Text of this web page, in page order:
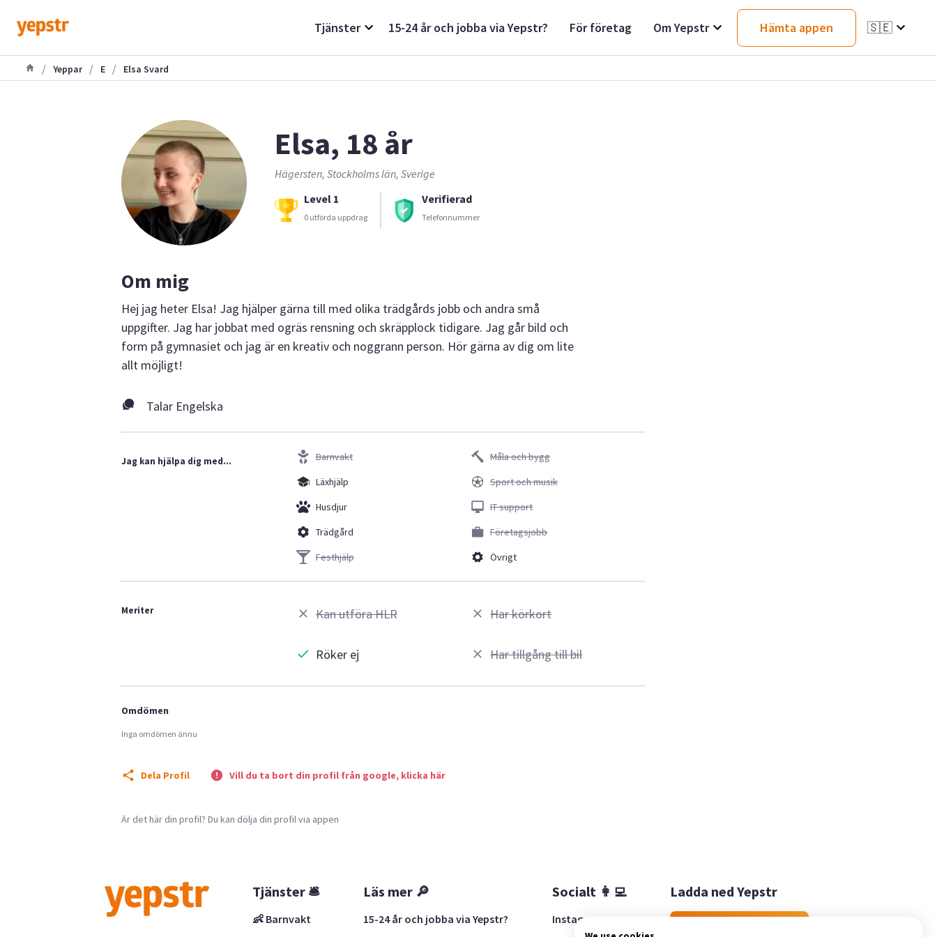
Tjänster 15-24 år och jobba via Yepstr? För företag Om Yepstr Hämta appen 🇸🇪
/ Yeppar / E / Elsa Svard
Elsa, 18 år
Hägersten, Stockholms län, Sverige
Level 1
0 utförda uppdrag
Verifierad
Telefonnummer
Om mig
Hej jag heter Elsa! Jag hjälper gärna till med olika trädgårds jobb och andra små
uppgifter. Jag har jobbat med ogräs rensning och skräpplock tidigare. Jag går bild och
form på gymnasiet och jag är en kreativ och noggrann person. Hör gärna av dig om lite
allt möjligt!
Talar Engelska
Jag kan hjälpa dig med...
Barnvakt
Läxhjälp
Husdjur
Trädgård
Festhjälp
Måla och bygg
Sport och musik
IT support
Företagsjobb
Övrigt
Meriter Kan utföra HLR
Röker ej
Har körkort
Har tillgång till bil
Omdömen
Inga omdömen ännu
Dela Profil Vill du ta bort din profil från google, klicka här
Är det här din profil? Du kan dölja din profil via appen
Tjänster 🛎
👶 Barnvakt
Läs mer 🔎
15-24 år och jobba via Yepstr?
Socialt 👩‍💻
Instagram
Ladda ned Yepstr